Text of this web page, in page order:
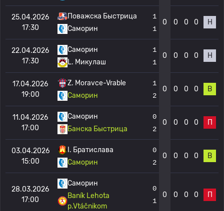
25.04.2026
17:30
Поважска Быстрица
Саморин
1
1
0 0 0 0 Н
22.04.2026
17:30
Саморин
L. Микулаш
1
1
0 0 0 0 Н
17.04.2026
19:00
Z. Moravce-Vrable
Саморин
1
2
0 0 0 0 В
11.04.2026
17:00
Саморин
Банска Быстрица
0
2
0 0 0 0 П
03.04.2026
15:00
I. Братислава
Саморин
0
2
0 0 0 0 В
28.03.2026
17:00
Саморин
Baník Lehota
p.Vtáčnikom
0
1
0 0 0 0 П